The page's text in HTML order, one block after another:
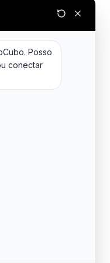
Posso
conectar